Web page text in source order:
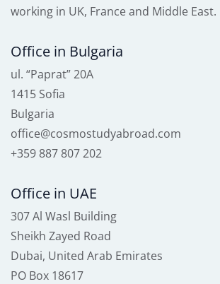
working in UK, France and Middle East.
Office in Bulgaria
ul. “Paprat” 20A
1415 Sofia
Bulgaria
office@cosmostudyabroad.com
+359 887 807 202
Office in UAE
307 Al Wasl Building
Sheikh Zayed Road
Dubai, United Arab Emirates
PO Box 18617